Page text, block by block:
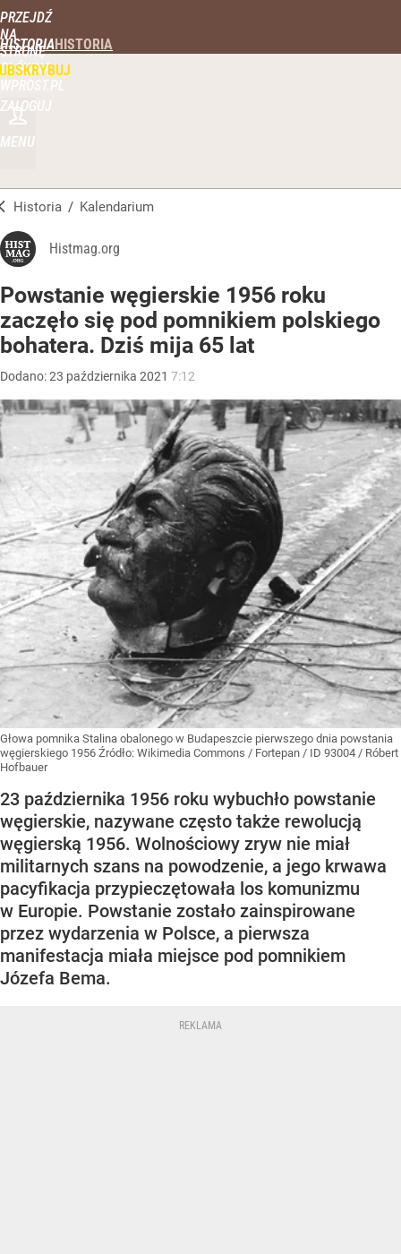
PRZEJDŹ
NA
STRONĘ
GŁÓWNĄ
WPROST.PL
HISTORIA
ZALOGUJ
MENU
Historia / Kalendarium
Histmag.org
Powstanie węgierskie 1956 roku
zaczęło się pod pomnikiem polskiego
bohatera. Dziś mija 65 lat
Dodano:23 października 2021 7:12
Głowa pomnika Stalina obalonego w Budapeszcie pierwszego dnia powstania
węgierskiego 1956 Źródło: Wikimedia Commons / Fortepan / ID 93004 / Róbert
Hofbauer
23 października 1956 roku wybuchło powstanie
węgierskie, nazywane często także rewolucją
węgierską 1956. Wolnościowy zryw nie miał
militarnych szans na powodzenie, a jego krwawa
pacyfikacja przypieczętowała los komunizmu
w Europie. Powstanie zostało zainspirowane
przez wydarzenia w Polsce, a pierwsza
manifestacja miała miejsce pod pomnikiem
Józefa Bema.